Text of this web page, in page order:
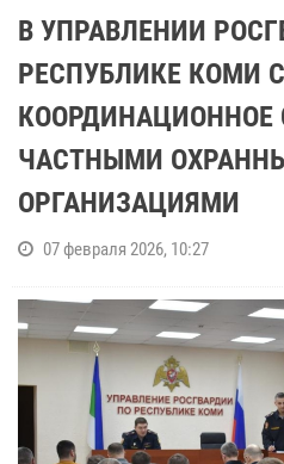
В УПРАВЛЕНИИ
РЕСПУБЛИКЕ КОМИ
КООРДИНАЦИОННОЕ
ЧАСТНЫМИ
ОРГАНИЗАЦИЯМИ
07 февраля 2026, 10:27